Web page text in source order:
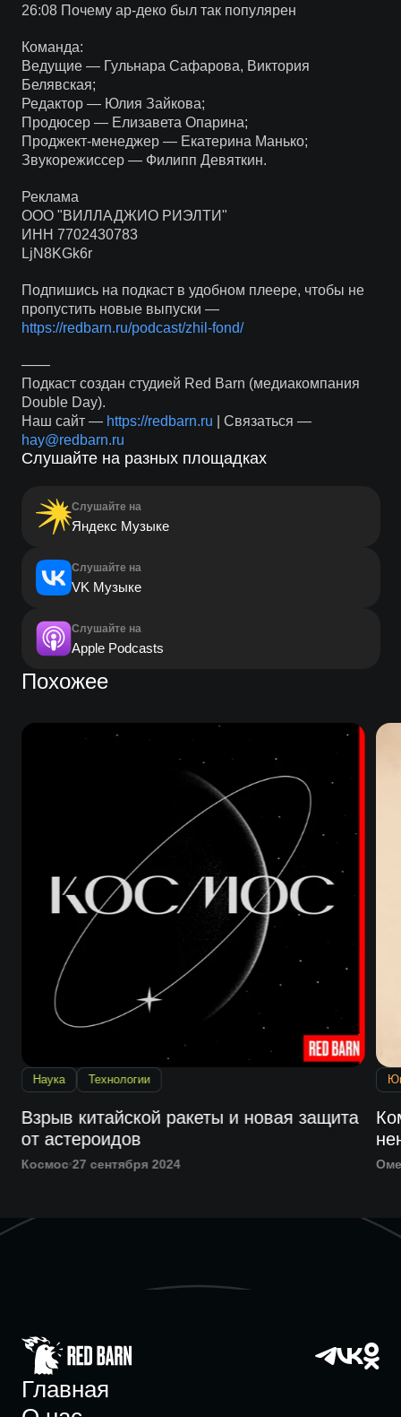
26:08 Почему ар-деко был так популярен
Команда:
Ведущие — Гульнара Сафарова, Виктория
Белявская;
Редактор — Юлия Зайкова;
Продюсер — Елизавета Опарина;
Проджект-менеджер — Екатерина Манько;
Звукорежиссер — Филипп Девяткин.
Реклама
ООО "ВИЛЛАДЖИО РИЭЛТИ"
ИНН 7702430783
LjN8KGk6r
Подпишись на подкаст в удобном плеере, чтобы не
пропустить новые выпуски —
https://redbarn.ru/podcast/zhil-fond/
——
Подкаст создан студией Red Barn (медиакомпания
Double Day).
Наш сайт — https://redbarn.ru | Связаться —
hay@redbarn.ru
Слушайте на разных площадках
Слушайте на
Яндекс Музыке
Слушайте на
VK Музыке
Слушайте на
Apple Podcasts
Похожее
Наука Технологии
Взрыв китайской ракеты и новая защита
от астероидов
Космос 27 сентября 2024
Главная